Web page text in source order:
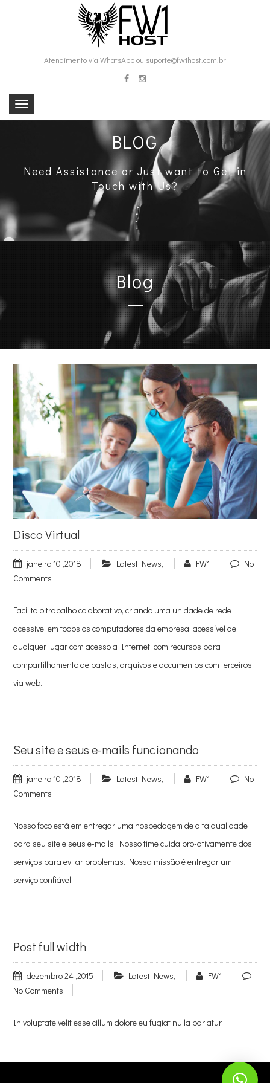
Atendimento via WhatsApp ou suporte@fw1host.com.br
BLOG
Need Assistance or Just want to Get in
Touch with Us?
Blog
Disco Virtual
janeiro 10 ,2018 Latest News, FW1
No
Comments
Facilita o trabalho colaborativo, criando uma unidade de rede
acessível em todos os computadores da empresa, acessível de
qualquer lugar com acesso a Internet, com recursos para
compartilhamento de pastas, arquivos e documentos com terceiros
via web.
Seu site e seus e-mails funcionando
janeiro 10 ,2018 Latest News, FW1
No
Comments
Nosso foco está em entregar uma hospedagem de alta qualidade
para seu site e seus e-mails. Nosso time cuida pro-ativamente dos
serviços para evitar problemas. Nossa missão é entregar um
serviço confiável.
Post full width
dezembro 24 ,2015 Latest News,
FW1
No Comments
In voluptate velit esse cillum dolore eu fugiat nulla pariatur